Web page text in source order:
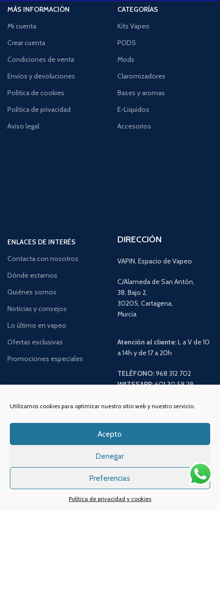
Utilizamos cookies para optimizar nuestro sitio web y nuestro servicio.
Acepto
Denegar
Preferencias
Política de privacidad y cookies
MÁS INFORMACIÓN
Mi cuenta
Crear cuenta
Condiciones de venta
Envíos y devoluciones
Política de cookies
Política de privacidad
Aviso legal
CATEGORÍAS
Kits Vapeo
PODS
Mods
Claromizadores
Bases y aromas
E-Líquidos
Accesorios
ENLACES DE INTERÉS
Contacta con nosotros
Dónde estamos
Quiénes somos
Noticias y consejos
Lo último en vapeo
Ofertas exclusivas
Promociones especiales
DIRECCIÓN
VAPIN, Espacio de Vapeo
C/Alameda de San Antón,
38, Bajo 2,
30205, Cartagena,
Murcia
Atención al cliente:L a V de 10
a 14h y de 17 a 20h
TELÉFONO:968 312 702
WATSSAPP:601 30 58 28